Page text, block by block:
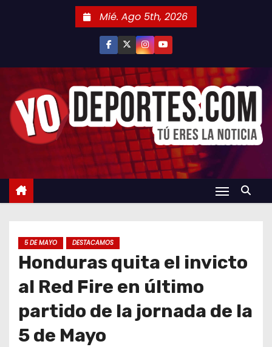
n
Mié. Ago 5th, 2026
5 DE MAYO DESTACAMOS
Honduras quita el invicto
al Red Fire en último
partido de la jornada de la
5 de Mayo